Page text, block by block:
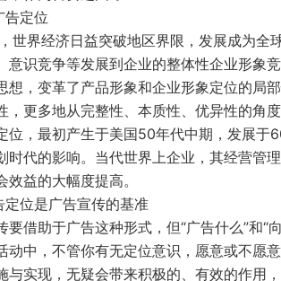
告定位
世界经济日益突破地区界限，发展成为全
意识竞争等发展到企业的整体性企业形象
想，变革了产品形象和企业形象定位的局
，更多地从完整性、本质性、优异性的角
位，最初产生于美国50年代中期，发展
时代的影响。当代世界上企业，其经营管
益的大幅度提高。
定位是广告宣传的基准
要借助于广告这种形式，但“广告什么”和“
动中，不管你有无定位意识，愿意或不愿
与实现，无疑会带来积极的、有效的作用